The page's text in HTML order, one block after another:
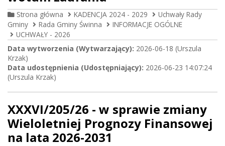
Strona główna KADENCJA 2024 - 2029
Uchwały Rady
Gminy
Rada Gminy Świnna
INFORMACJE OGÓLNE
UCHWAŁY - 2026
Data wytworzenia (Wytwarzający): 2026-06-18 (Urszula
Krzak)
Data udostępnienia (Udostępniający): 2026-06-23 14:07:24
(Urszula Krzak)
XXXVI/205/26 - w sprawie zmiany
Wieloletniej Prognozy Finansowej
na lata 2026-2031